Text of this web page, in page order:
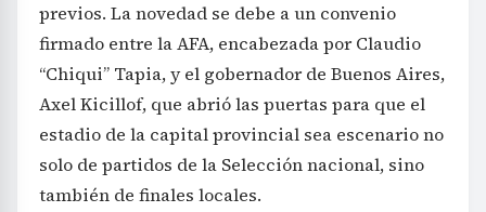
previos. La novedad se debe a un convenio
firmado entre la AFA, encabezada por Claudio
“Chiqui” Tapia, y el gobernador de Buenos Aires,
Axel Kicillof, que abrió las puertas para que el
estadio de la capital provincial sea escenario no
solo de partidos de la Selección nacional, sino
también de finales locales.